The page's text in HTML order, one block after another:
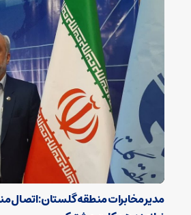
مدیر مخابرات منطقه گلستان: اتصال